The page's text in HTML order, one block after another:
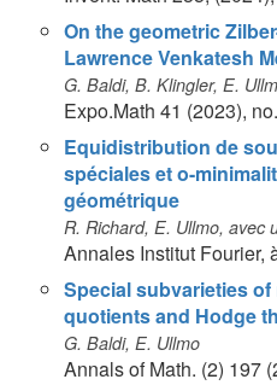
On the geometric
Lawrence Venkatesh
G. Baldi, B. Klingler, E.
Expo.Math 41 (2023),
Equidistribution de
spéciales et o-
géométrique
R. Richard, E. Ullmo, avec
Annales Institut Fourier,
Special subvarieties
quotients and Hodge
G. Baldi, E. Ullmo
Annals of Math. (2) 197